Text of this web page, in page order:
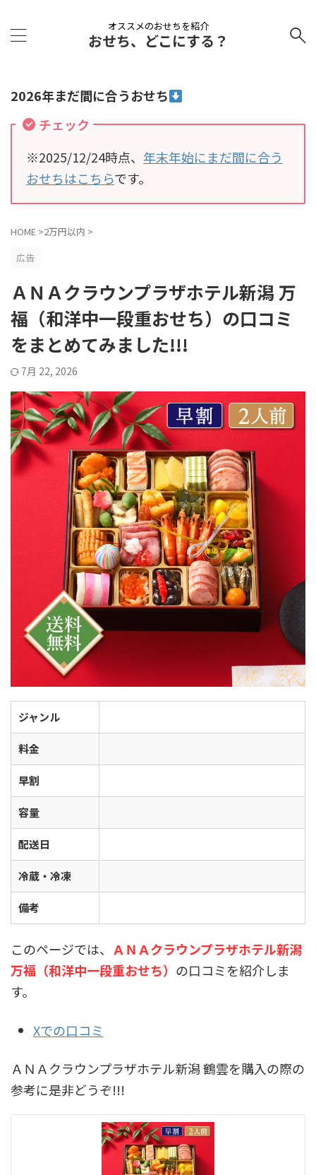
オススメのおせちを紹介
おせち、どこにする？
2026年まだ間に合うおせち
チェック
※2025/12/24時点、 年末年始にまだ間に合う
おせちはこちらです。
HOME >2万円以内 >
広告
ＡＮＡクラウンプラザホテル新潟 万
福（和洋中一段重おせち）の口コミ
をまとめてみました!!!
7月 22, 2026
ジャンル
料金
早割
容量
配送日
冷蔵・冷凍
備考
このページでは、
ＡＮＡクラウンプラザホテル新潟
万福（和洋中一段重おせち） の口コミを紹介しま
す。
Xでの口コミ
ＡＮＡクラウンプラザホテル新潟 鶴雲を購入の際の
参考に是非どうぞ!!!